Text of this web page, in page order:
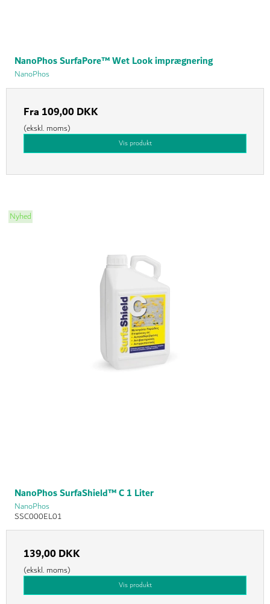
NanoPhos SurfaPore™ Wet Look imprægnering
NanoPhos
Fra 109,00 DKK
(ekskl. moms)
Vis produkt
Nyhed
NanoPhos SurfaShield™ C 1 Liter
NanoPhos
SSC000EL01
139,00 DKK
(ekskl. moms)
Vis produkt